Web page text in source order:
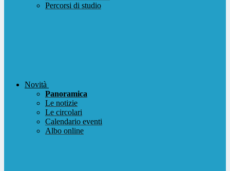
Percorsi di studio
Novità
Panoramica
Le notizie
Le circolari
Calendario eventi
Albo online